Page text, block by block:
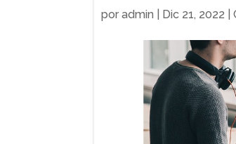
poradmin Dic 21, 2022 |